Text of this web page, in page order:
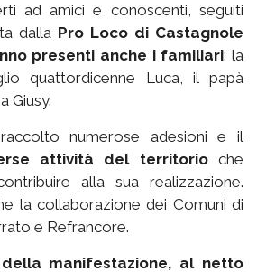
ad amici e conoscenti, seguiti
dalla Pro Loco di Castagnole
presenti anche i familiari: la
quattordicenne Luca, il papà
Giusy.
numerose adesioni e il
attività del territorioche
alla sua realizzazione.
la collaborazione dei Comuni di
e Refrancore.
manifestazione, al netto